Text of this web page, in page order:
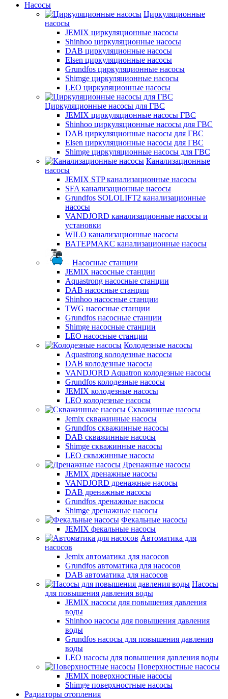
Насосы
Циркуляционные
насосы
JEMIX циркуляционные насосы
Shinhoo циркуляционные насосы
DAB циркуляционные насосы
Elsen циркуляционные насосы
Grundfos циркуляционные насосы
Shimge циркуляционные насосы
LEO циркуляционные насосы
Циркуляционные насосы для ГВС
JEMIX циркуляционные насосы ГВС
Shinhoo циркуляционные насосы для ГВС
DAB циркуляционные насосы для ГВС
Elsen циркуляционные насосы для ГВС
Shimge циркуляционные насосы для ГВС
Канализационные
насосы
JEMIX STP канализационные насосы
SFA канализационные насосы
Grundfos SOLOLIFT2 канализационные
насосы
VANDJORD канализационные насосы и
установки
WILO канализационные насосы
ВАТЕРМАКС канализационные насосы
Насосные станции
JEMIX насосные станции
Aquastrong насосные станции
DAB насосные станции
Shinhoo насосные станции
TWG насосные станции
Grundfos насосные станции
Shimge насосные станции
LEO насосные станции
Колодезные насосы
Aquastrong колодезные насосы
DAB колодезные насосы
VANDJORD Aquatron колодезные насосы
Grundfos колодезные насосы
JEMIX колодезные насосы
LEO колодезные насосы
Скважинные насосы
Jemix cкважинные насосы
Grundfos скважинные насосы
DAB скважинные насосы
Shimge скважинные насосы
LEO скважинные насосы
Дренажные насосы
JEMIX дренажные насосы
VANDJORD дренажные насосы
DAB дренажные насосы
Grundfos дренажные насосы
Shimge дренажные насосы
Фекальные насосы
JEMIX фекальные насосы
Автоматика для
насосов
Jemix автоматика для насосов
Grundfos автоматика для насосов
DAB автоматика для насосов
Насосы
для повышения давления воды
JEMIX насосы для повышения давления
воды
Shinhoo насосы для повышения давления
воды
Grundfos насосы для повышения давления
воды
LEO насосы для повышения давления воды
Поверхностные насосы
JEMIX поверхностные насосы
Shimge поверхностные насосы
Радиаторы отопления